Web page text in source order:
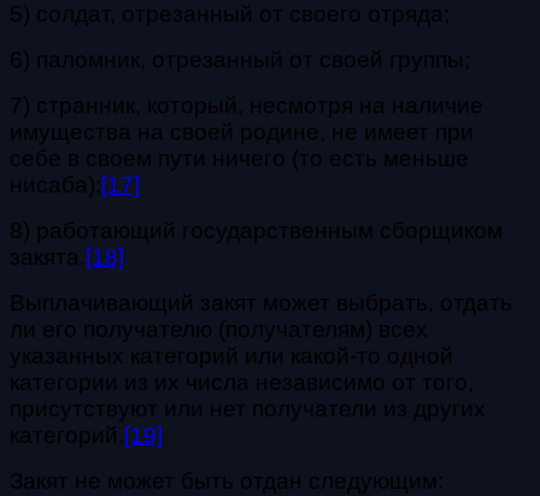
5) солдат, отрезанный от своего отряда;
6) паломник, отрезанный от своей группы;
7) странник, который, несмотря на наличие
имущества на своей родине, не имеет при
себе в своем пути ничего (то есть меньше
нисаба); [17]
8) работающий государственным сборщиком
закята. [18]
Выплачивающий закят может выбрать, отдать
ли его получателю (получателям) всех
указанных категорий или какой-то одной
категории из их числа независимо от того,
присутствуют или нет получатели из других
категорий. [19]
Закят не может быть отдан следующим: